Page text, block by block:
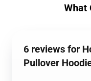
What
6 reviews for
Pullover